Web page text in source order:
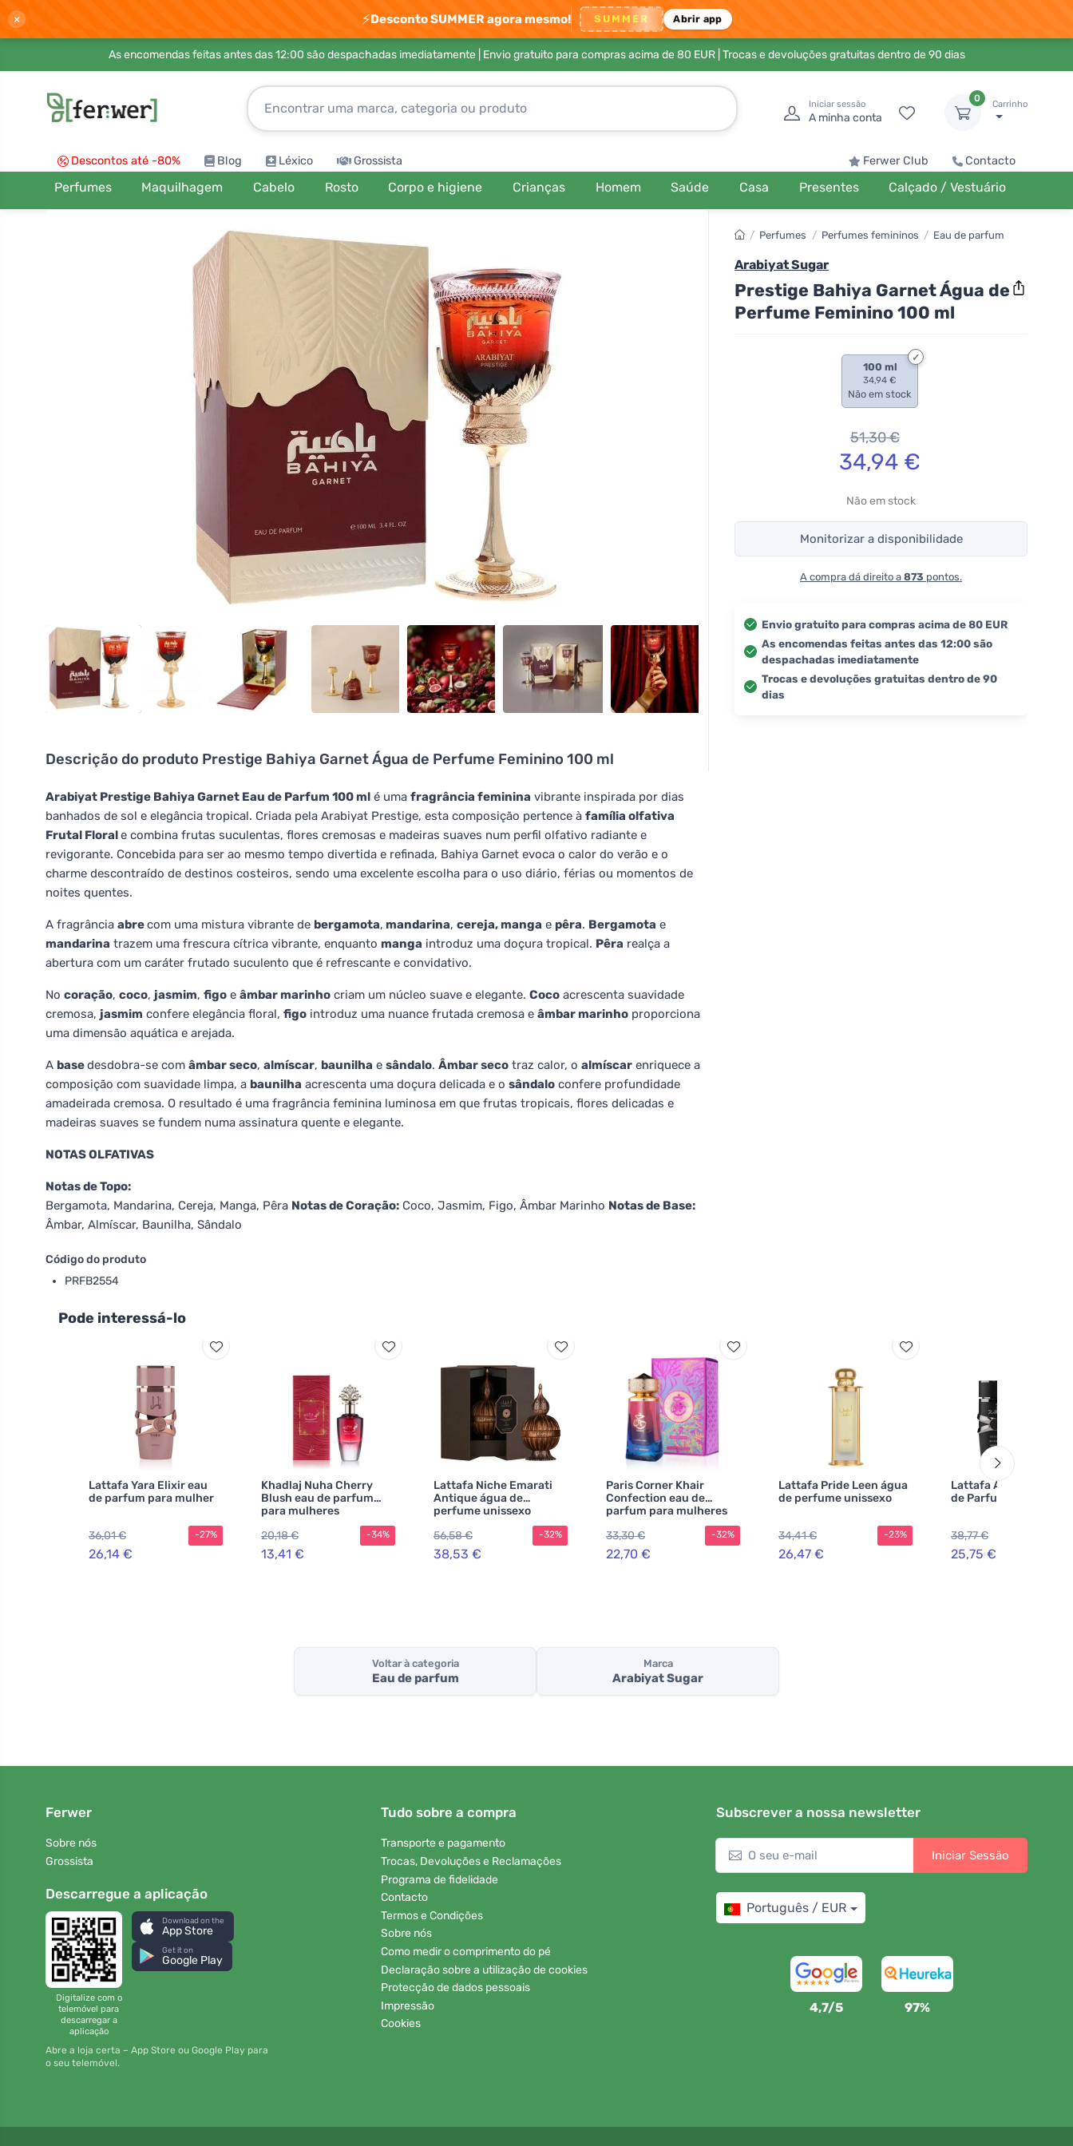
× ⚡Desconto SUMMER agora mesmo! SUMMER Abrir app
As encomendas feitas antes das 12:00 são despachadas imediatamente | Envio gratuito para compras acima de 80 EUR| Trocas e devoluções gratuitas dentro de 90 dias
Iniciar sessão
A minha conta
0
Carrinho
Descontos até -80% Blog Léxico Grossista Ferwer Club Contacto
Perfumes Maquilhagem Cabelo Rosto Corpo e higiene Crianças Homem Saúde Casa Presentes Calçado / Vestuário
Descrição do produto Prestige Bahiya Garnet Água de Perfume Feminino 100 ml
Arabiyat Prestige Bahiya Garnet Eau de Parfum 100 ml é uma fragrância feminina vibrante inspirada por dias
banhados de sol e elegância tropical. Criada pela Arabiyat Prestige, esta composição pertence à família olfativa
Frutal Florale combina frutas suculentas, flores cremosas e madeiras suaves num perfil olfativo radiante e
revigorante. Concebida para ser ao mesmo tempo divertida e refinada, Bahiya Garnet evoca o calor do verão e o
charme descontraído de destinos costeiros, sendo uma excelente escolha para o uso diário, férias ou momentos de
noites quentes.
A fragrância abrecom uma mistura vibrante de bergamota, mandarina, cereja, manga e pêra. Bergamota e
mandarina trazem uma frescura cítrica vibrante, enquanto manga introduz uma doçura tropical. Pêra realça a
abertura com um caráter frutado suculento que é refrescante e convidativo.
No coração, coco, jasmim, figo e âmbar marinho criam um núcleo suave e elegante. Coco acrescenta suavidade
cremosa, jasmim confere elegância floral, figo introduz uma nuance frutada cremosa e âmbar marinho proporciona
uma dimensão aquática e arejada.
A basedesdobra-se com âmbar seco, almíscar, baunilha e sândalo. Âmbar seco traz calor, o almíscar enriquece a
composição com suavidade limpa, a baunilha acrescenta uma doçura delicada e o sândalo confere profundidade
amadeirada cremosa. O resultado é uma fragrância feminina luminosa em que frutas tropicais, flores delicadas e
madeiras suaves se fundem numa assinatura quente e elegante.
NOTAS OLFATIVAS
Notas de Topo:
Bergamota, Mandarina, Cereja, Manga, Pêra Notas de Coração: Coco, Jasmim, Figo, Âmbar Marinho Notas de Base:
Âmbar, Almíscar, Baunilha, Sândalo
Código do produto
PRFB2554
/ Perfumes / Perfumes femininos / Eau de parfum
Arabiyat Sugar
Prestige Bahiya Garnet Água de
Perfume Feminino 100 ml
100 ml
34,94 €
Não em stock
51,30€
34,94€
Não em stock
Monitorizar a disponibilidade
A compra dá direito a 873 pontos.
Envio gratuito para compras acima de 80 EUR
As encomendas feitas antes das 12:00 são
despachadas imediatamente
Trocas e devoluções gratuitas dentro de 90
dias
Pode interessá-lo
Lattafa Yara Elixir eau
de parfum para mulher
36,01 €
26,14 €
-27%
Khadlaj Nuha Cherry
Blush eau de parfum
para mulheres
20,18 €
13,41 €
-34%
Lattafa Niche Emarati
Antique água de
perfume unissexo
56,58 €
38,53 €
-32%
Paris Corner Khair
Confection eau de
parfum para mulheres
33,30 €
22,70 €
-32%
Lattafa Pride Leen água
de perfume unissexo
34,41 €
26,47 €
-23%
Lattafa Asad Elixir Eau
de Parfum para
38,77 €
25,75 €
Voltar à categoria
Eau de parfum
Marca
Arabiyat Sugar
Ferwer
Sobre nós
Grossista
Descarregue a aplicação
Digitalize com o
telemóvel para
descarregar a
aplicação
Download on the
App Store
Get it on
Google Play
Abre a loja certa – App Store ou Google Play para
o seu telemóvel.
Tudo sobre a compra
Transporte e pagamento
Trocas, Devoluções e Reclamações
Programa de fidelidade
Contacto
Termos e Condições
Sobre nós
Como medir o comprimento do pé
Declaração sobre a utilização de cookies
Protecção de dados pessoais
Impressão
Cookies
Subscrever a nossa newsletter
Iniciar Sessão
Português / EUR
4,7/5 97%